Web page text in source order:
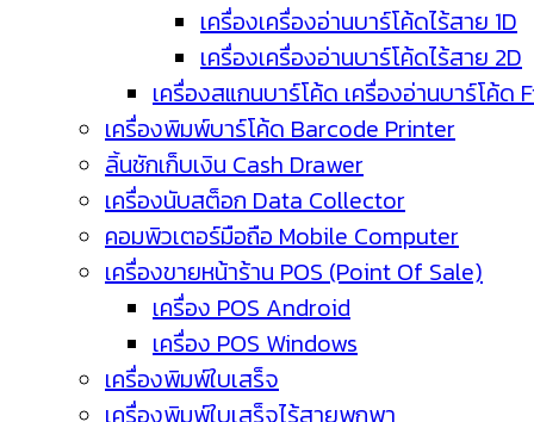
เครื่องเครื่องอ่านบาร์โค้ดไร้สาย 1D
เครื่องเครื่องอ่านบาร์โค้ดไร้สาย 2D
เครื่องสแกนบาร์โค้ด เครื่องอ่านบาร์โค้ด
เครื่องพิมพ์บาร์โค้ด Barcode Printer
ลิ้นชักเก็บเงิน Cash Drawer
เครื่องนับสต็อก Data Collector
คอมพิวเตอร์มือถือ Mobile Computer
เครื่องขายหน้าร้าน POS (Point Of Sale)
เครื่อง POS Android
เครื่อง POS Windows
เครื่องพิมพ์ใบเสร็จ
เครื่องพิมพ์ใบเสร็จไร้สายพกพา